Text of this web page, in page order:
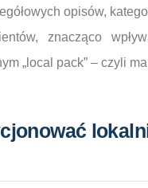
opisów,
znacząco
„local pack” – czyli